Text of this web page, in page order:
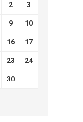
2 3
9 10
16 17
23 24
30